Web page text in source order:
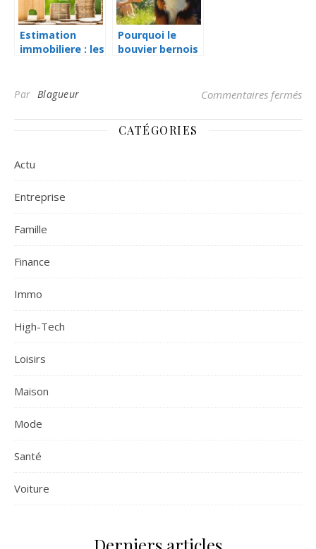
Estimation
immobiliere : les
difference
Pourquoi le
bouvier bernois
Par Blagueur Commentaires fermés
CATÉGORIES
Actu
Entreprise
Famille
Finance
Immo
High-Tech
Loisirs
Maison
Mode
Santé
Voiture